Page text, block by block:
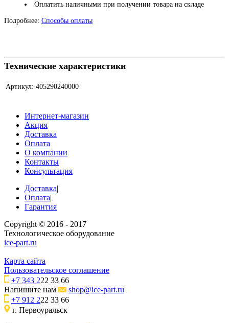
Оплатить наличными при получении товара на складе
Подробнее: Способы оплаты
Технические характеристики
Артикул: 405290240000
Интернет-магазин
Акция
Доставка
Оплата
О компании
Контакты
Консультация
Доставка|
Оплата|
Гарантия
Copyright © 2016 - 2017
Технологическое оборудование
ice-part.ru
Карта сайта
Пользовательское соглашение
+7 343 222 33 66
Напишите нам
shop@ice-part.ru
+7 912 222 33 66
г. Первоуральск